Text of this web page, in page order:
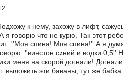
к нему, захожу в лифт,
я говорю что не курю. Так этот
''Моя спина! Моя спина!'' А я
''винстон синий и водки
меня на скорой догнали!
выложить эти бананы, тут же